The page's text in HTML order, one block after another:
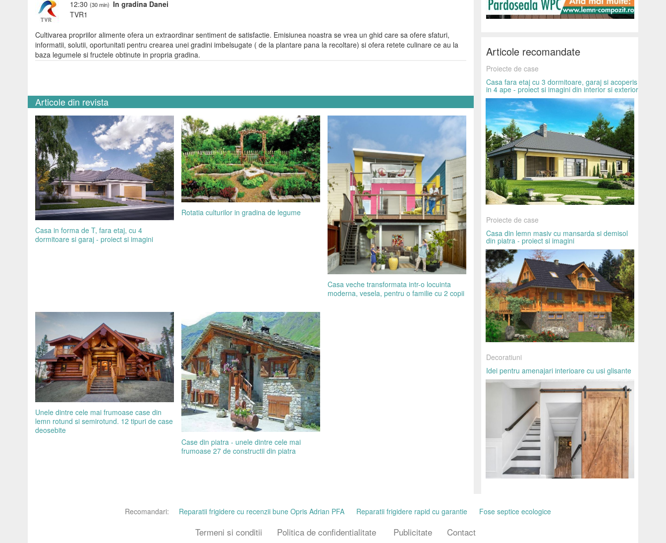
12:30 (30 min) In gradina Danei
TVR1
Cultivarea propriilor alimente ofera un extraordinar sentiment de satisfactie. Emisiunea noastra se vrea un ghid care sa ofere sfaturi,
informatii, solutii, oportunitati pentru crearea unei gradini imbelsugate ( de la plantare pana la recoltare) si ofera retete culinare ce au la
baza legumele si fructele obtinute in propria gradina.
Articole din revista
Casa in forma de T, fara etaj, cu 4
dormitoare si garaj - proiect si imagini
Rotatia culturilor in gradina de legume
Casa veche transformata intr-o locuinta
moderna, vesela, pentru o familie cu 2 copii
Unele dintre cele mai frumoase case din
lemn rotund si semirotund. 12 tipuri de case
deosebite
Case din piatra - unele dintre cele mai
frumoase 27 de constructii din piatra
Articole recomandate
Proiecte de case
Casa fara etaj cu 3 dormitoare, garaj si acoperis
in 4 ape - proiect si imagini din interior si exterior
Proiecte de case
Casa din lemn masiv cu mansarda si demisol
din piatra - proiect si imagini
Decoratiuni
Idei pentru amenajari interioare cu usi glisante
Recomandari: Reparatii frigidere cu recenzii bune Opris Adrian PFA Reparatii frigidere rapid cu garantie Fose septice ecologice
Termeni si conditii Politica de confidentialitate Publicitate Contact